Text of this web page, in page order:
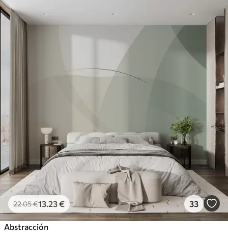
22.05€13 .23€ 33
Abstracción